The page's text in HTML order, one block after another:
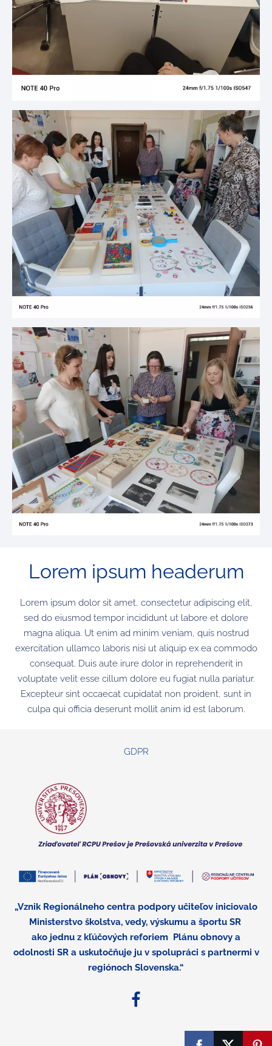
Lorem ipsum headerum
Lorem ipsum dolor sit amet, consectetur adipiscing elit,
sed do eiusmod tempor incididunt ut labore et dolore
magna aliqua. Ut enim ad minim veniam, quis nostrud
exercitation ullamco laboris nisi ut aliquip ex ea commodo
consequat. Duis aute irure dolor in reprehenderit in
voluptate velit esse cillum dolore eu fugiat nulla pariatur.
Excepteur sint occaecat cupidatat non proident, sunt in
culpa qui officia deserunt mollit anim id est laborum.
GDPR
„Vznik Regionálneho centra podpory učiteľov iniciovalo
Ministerstvo školstva, vedy, výskumu a športu SR
ako jednu z kľúčových reforiem Plánu obnovy a
odolnosti SR a uskutočňuje ju v spolupráci s partnermi v
regiónoch Slovenska.“